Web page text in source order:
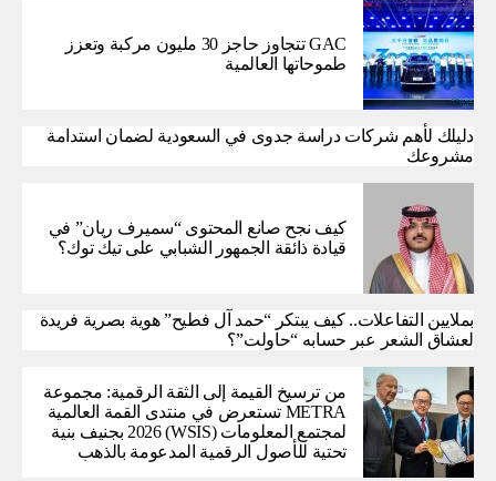
GAC تتجاوز حاجز 30 مليون مركبة وتعزز
طموحاتها العالمية
دليلك لأهم شركات دراسة جدوى في السعودية لضمان استدامة
مشروعك
كيف نجح صانع المحتوى “سميرف ريان” في
قيادة ذائقة الجمهور الشبابي على تيك توك؟
بملايين التفاعلات.. كيف يبتكر “حمد آل فطيح” هوية بصرية فريدة
لعشاق الشعر عبر حسابه “حاولت”؟
من ترسيخ القيمة إلى الثقة الرقمية: مجموعة
METRA تستعرض في منتدى القمة العالمية
لمجتمع المعلومات (WSIS) 2026 بجنيف بنية
تحتية للأصول الرقمية المدعومة بالذهب